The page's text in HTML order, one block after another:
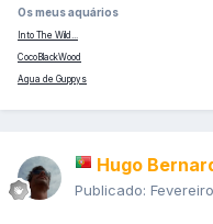
Os meus aquários
Into The Wild...
CocoBlackWood
Aqua de Guppys
Hugo
Publicado: